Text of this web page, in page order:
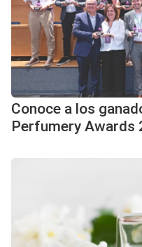
Conoce a los
Perfumery Awards